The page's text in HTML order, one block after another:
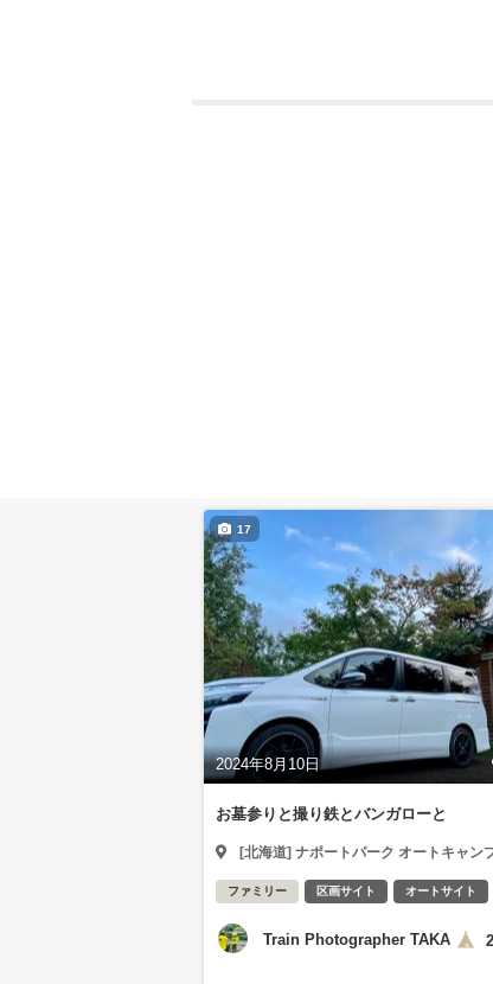
2024年8月10日
17
お墓参りと撮り鉄とバンガローと
[北海道] ナポートパーク オートキャン
ファミリー 区画サイト オートサイト
Train Photographer TAKA